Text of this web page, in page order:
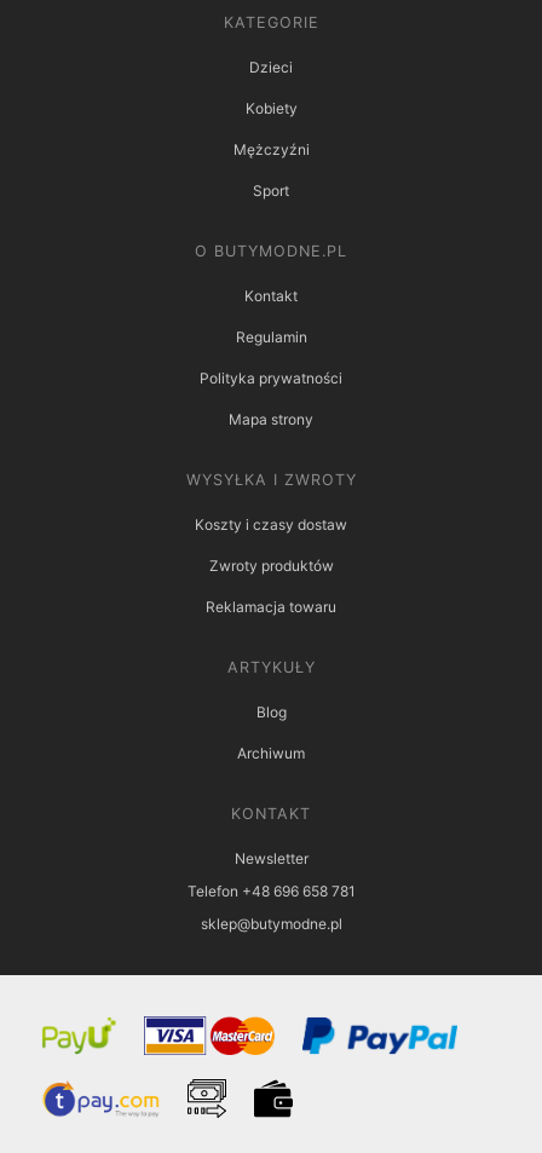
KATEGORIE
Dzieci
Kobiety
Mężczyźni
Sport
O BUTYMODNE.PL
Kontakt
Regulamin
Polityka prywatności
Mapa strony
WYSYŁKA I ZWROTY
Koszty i czasy dostaw
Zwroty produktów
Reklamacja towaru
ARTYKUŁY
Blog
Archiwum
KONTAKT
Newsletter
Telefon +48 696 658 781
sklep@butymodne.pl